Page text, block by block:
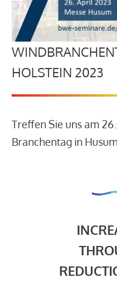
HOLSTEIN 2023
Treffen Sie uns am
Branchentag in Husum.